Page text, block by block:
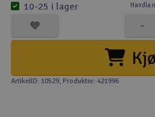
Kamerautrustning
Modellbygg- och
Modelljärnväg
Handla
-
10-25 i lager
ArtikelID: 10529, Produktnr: 421996